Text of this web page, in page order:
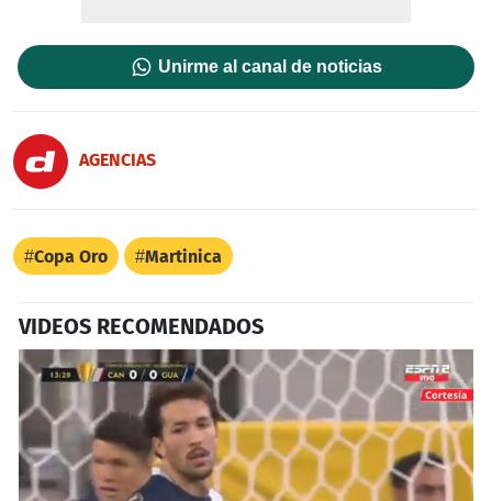
Unirme al canal de noticias
AGENCIAS
Copa Oro Martinica
VIDEOS RECOMENDADOS